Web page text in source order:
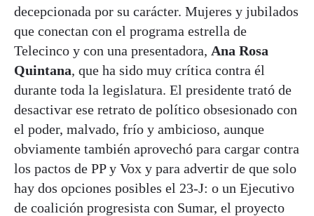
decepcionada por su carácter. Mujeres y jubilados
que conectan con el programa estrella de
Telecinco y con una presentadora, Ana Rosa
Quintana, que ha sido muy crítica contra él
durante toda la legislatura. El presidente trató de
desactivar ese retrato de político obsesionado con
el poder, malvado, frío y ambicioso, aunque
obviamente también aprovechó para cargar contra
los pactos de PP y Vox y para advertir de que solo
hay dos opciones posibles el 23-J: o un Ejecutivo
de coalición progresista con Sumar, el proyecto